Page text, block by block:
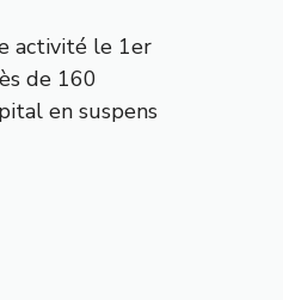
activité le 1er
de 160
en suspens